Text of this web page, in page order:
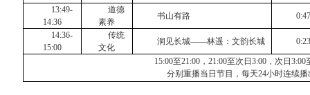
13:49-
14:36
道德
素养
书山有路
14:36-
15:00
传统
文化
洞见长城——林遥：文韵长城
15:00至21:00 ，21:00至次日3:00 ，次日3:00
分别重播当日节目，每天24小时连续播